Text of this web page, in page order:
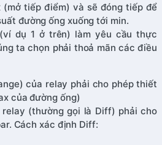
(mở tiếp điểm) và sẽ đóng tiếp để
đường ống xuống tới min.
dụ 1 ở trên) làm yêu cầu thực
ta chọn phải thoả mãn các điều
của relay phải cho phép thiết
của đường ống)
(thường gọi là Diff) phải cho
Cách xác định Diff: